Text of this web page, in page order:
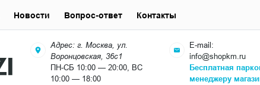
Адрес: г. Москва, ул.
Воронцовская, 36с1
ПН-СБ 10:00 — 20:00, ВС
10:00 — 18:00
E-mail:
info@shopkm.ru
Бесплатная
менеджеру
Новости Вопрос-ответ Контакты